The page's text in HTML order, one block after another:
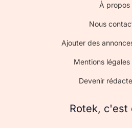
À propos
Nous
Ajouter des
Mentions légales
Devenir
Rotek, c'est